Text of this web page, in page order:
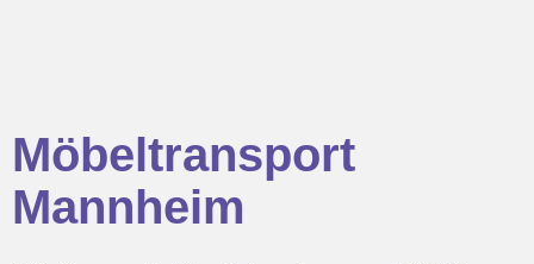
Möbeltransport
Mannheim